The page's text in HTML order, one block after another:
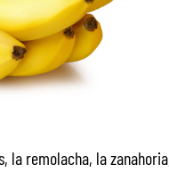
la remolacha, la